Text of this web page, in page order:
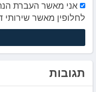
אני מאשר העברת
לחלופין מאשר שירותי
תגובות